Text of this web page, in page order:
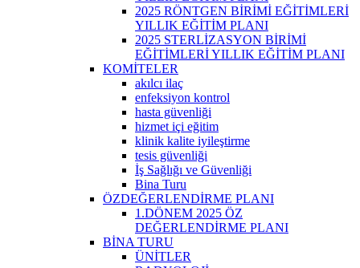
2025 RÖNTGEN BİRİMİ EĞİTİMLERİ
YILLIK EĞİTİM PLANI
2025 STERLİZASYON BİRİMİ
EĞİTİMLERİ YILLIK EĞİTİM PLANI
KOMİTELER
akılcı ilaç
enfeksiyon kontrol
hasta güvenliği
hizmet içi eğitim
klinik kalite iyileştirme
tesis güvenliği
İş Sağlığı ve Güvenliği
Bina Turu
ÖZDEĞERLENDİRME PLANI
1.DÖNEM 2025 ÖZ
DEĞERLENDİRME PLANI
BİNA TURU
ÜNİTLER